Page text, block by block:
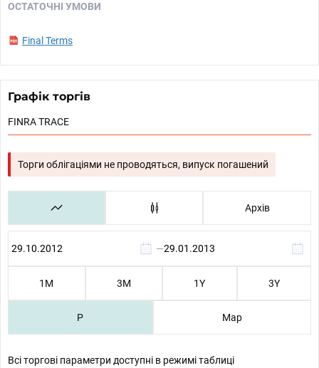
ОСТАТОЧНІ УМОВИ
Final Terms
Графік торгів
FINRA TRACE
Торги облігаціями не проводяться, випуск погашений
Архів
—
1М 3М 1Y 3Y
P Map
Всі торгові параметри доступні в режимі таблиці